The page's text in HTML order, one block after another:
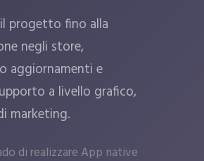
progetto fino alla
negli store,
aggiornamenti e
a livello grafico,
marketing.
di realizzare App native